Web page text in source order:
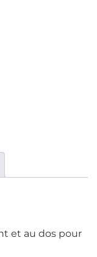
et au dos pour